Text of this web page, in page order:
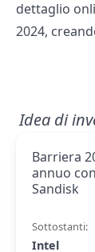
dettaglio
2024,
Idea di
Barriera
annuo
Sandisk
Sottostanti:
Intel